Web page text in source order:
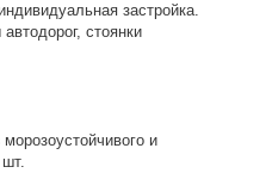
застройка.
стоянки
и
шт.